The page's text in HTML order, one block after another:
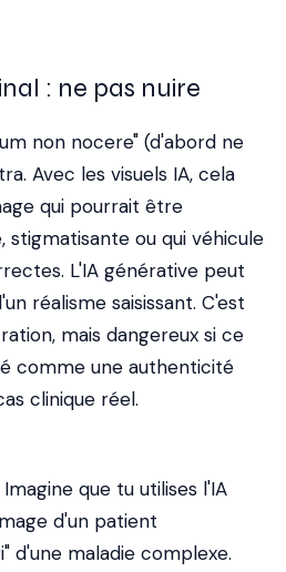
: ne pas nuire
non nocere" (d'abord ne
Avec les visuels IA, cela
qui pourrait être
stigmatisante ou qui véhicule
L'IA générative peut
réalisme saisissant. C'est
mais dangereux si ce
comme une authenticité
clinique réel.
Imagine que tu utilises l'IA
d'un patient
d'une maladie complexe.